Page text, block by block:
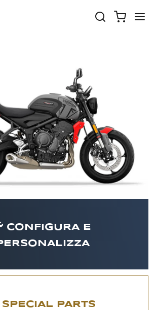
660
Trident 660
CONFIGURA E
SPECIAL PARTS